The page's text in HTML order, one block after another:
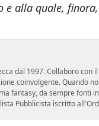
e alla quale,
dal 1997. Collaboro
coinvolgente. Quando
fantasy, da sempre fonti
Pubblicista iscritto